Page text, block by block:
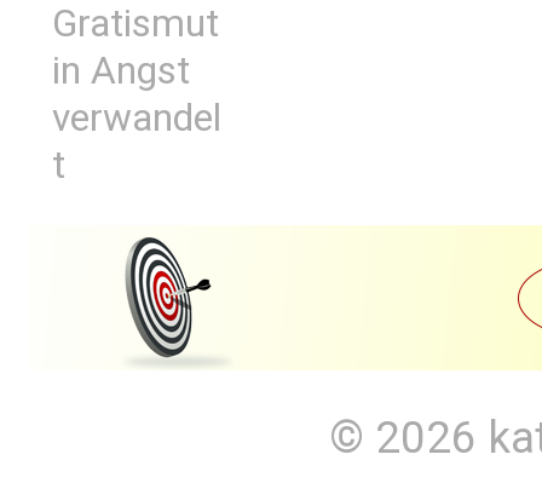
Gratismut
in Angst
verwandel
t
© 2026